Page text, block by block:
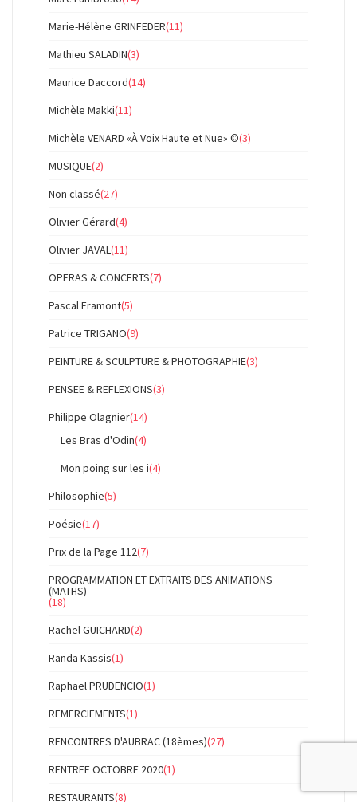
Marie-Hélène GRINFEDER(11)
Mathieu SALADIN(3)
Maurice Daccord(14)
Michèle Makki(11)
Michèle VENARD «À Voix Haute et Nue» ©(3)
MUSIQUE(2)
Non classé(27)
Olivier Gérard(4)
Olivier JAVAL(11)
OPERAS & CONCERTS(7)
Pascal Framont(5)
Patrice TRIGANO(9)
PEINTURE & SCULPTURE & PHOTOGRAPHIE(3)
PENSEE & REFLEXIONS(3)
Philippe Olagnier(14)
Les Bras d'Odin(4)
Mon poing sur les i(4)
Philosophie(5)
Poésie(17)
Prix de la Page 112(7)
PROGRAMMATION ET EXTRAITS DES ANIMATIONS
(MATHS)
(18)
Rachel GUICHARD(2)
Randa Kassis(1)
Raphaël PRUDENCIO(1)
REMERCIEMENTS(1)
RENCONTRES D'AUBRAC (18èmes)(27)
RENTREE OCTOBRE 2020(1)
RESTAURANTS(8)